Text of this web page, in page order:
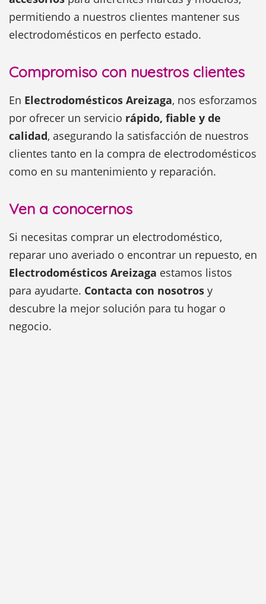
permitiendo a nuestros clientes mantener sus
electrodomésticos en perfecto estado.
Compromiso con nuestros clientes
En Electrodomésticos Areizaga, nos esforzamos
por ofrecer un servicio rápido, fiable y de
calidad, asegurando la satisfacción de nuestros
clientes tanto en la compra de electrodomésticos
como en su mantenimiento y reparación.
Ven a conocernos
Si necesitas comprar un electrodoméstico,
reparar uno averiado o encontrar un repuesto, en
Electrodomésticos Areizaga estamos listos
para ayudarte. Contacta con nosotros y
descubre la mejor solución para tu hogar o
negocio.